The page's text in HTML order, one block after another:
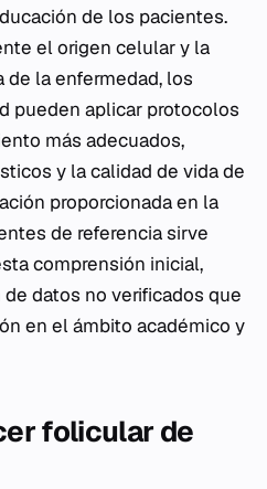
de los pacientes.
el origen celular y la
de la enfermedad, los
pueden aplicar protocolos
más adecuados,
y la calidad de vida de
proporcionada en la
de referencia sirve
comprensión inicial,
datos no verificados que
en el ámbito académico y
folicular de